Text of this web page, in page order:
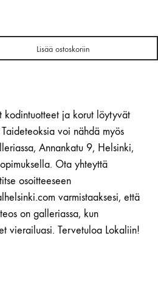
Lisää ostoskoriin
kodintuotteet ja korut löytyvät
Taideteoksia voi nähdä myös
Annankatu 9, Helsinki,
Ota yhteyttä
osoitteeseen
varmistaaksesi, että
on galleriassa, kun
vierailuasi. Tervetuloa Lokaliin!